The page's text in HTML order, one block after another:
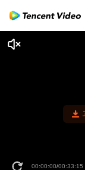
00:00:00/00:33:15